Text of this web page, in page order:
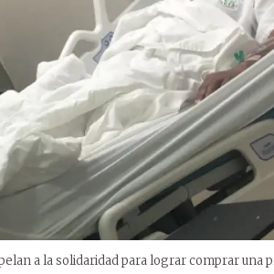
a la solidaridad para lograr comprar una